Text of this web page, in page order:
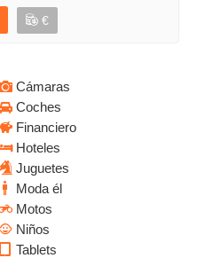
€
Cámaras
Coches
Financiero
Hoteles
Juguetes
Moda él
Motos
Niños
Tablets